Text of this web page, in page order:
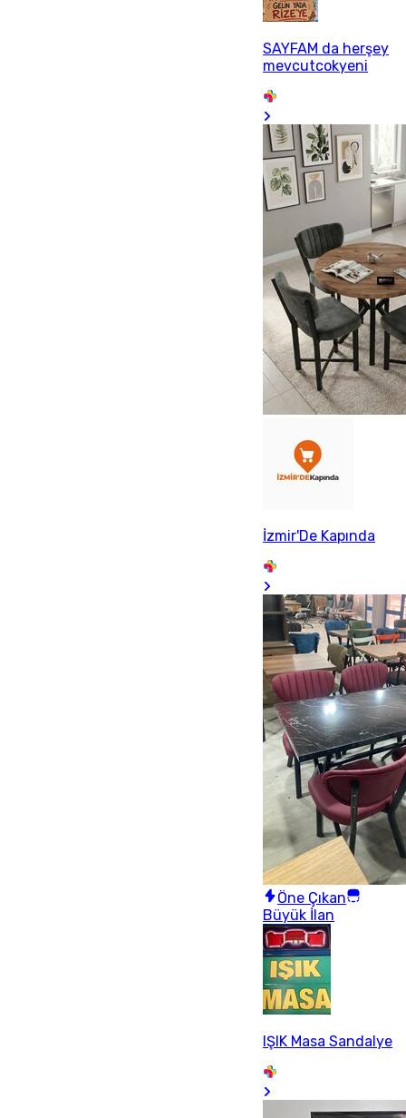
SAYFAM da herşey
mevcutcokyeni
İzmir'De Kapında
Öne Çıkan
Büyük İlan
IŞIK Masa Sandalye